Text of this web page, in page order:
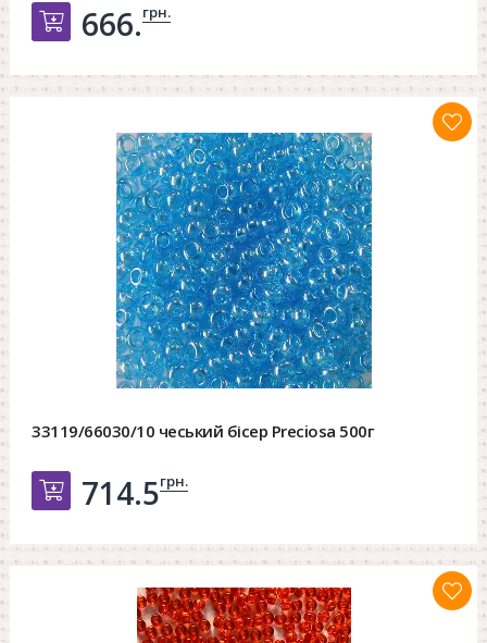
Добавить в корзину
666.грн.
33119/66030/10 чеський бісер Preciosa 500г
Добавить в корзину
714.5грн.